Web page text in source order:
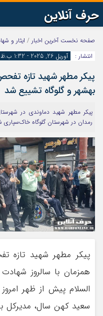
حرف آنلاین
اینستاگرام
آپارات
رمز عبور
مرا به خاطر بسپار
صفحه نخست آخرین اخبار / ایثار و
انتشار :
آوریل 26, 2025 - 1:32 ب.ظ
پیکر مطهر شهید تازه
بهشهر و گلوگاه تشییع شد
پیکر مطهر شهید دماوندی در
رمدان در شهرستان گلوگاه خاک‌سپاری
پیکر مطهر شهید تازه
همزمان با سالروز
السلام پیش از ظهر
سعید کهن سال، مدیرکل